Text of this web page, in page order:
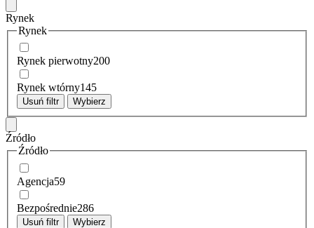
Rynek
Rynek
Rynek pierwotny200
Rynek wtórny145
Usuń filtr Wybierz
Źródło
Źródło
Agencja59
Bezpośrednie286
Usuń filtr Wybierz